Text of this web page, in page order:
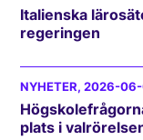
Italienska
regeringen
NYHETER, 2026-06-
plats i